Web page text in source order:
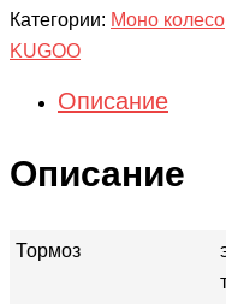
Категории: Моно колесо
KUGOO
Описание
Описание
Тормоз